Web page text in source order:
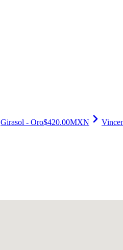
Girasol - Oro$420.00MXN